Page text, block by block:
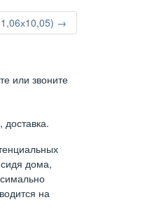
→
или звоните
дома,
на